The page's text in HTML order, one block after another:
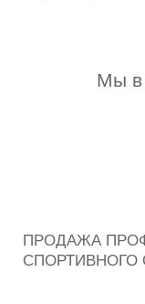
Мы в
ПРОДАЖА
СПОРТИВНОГО